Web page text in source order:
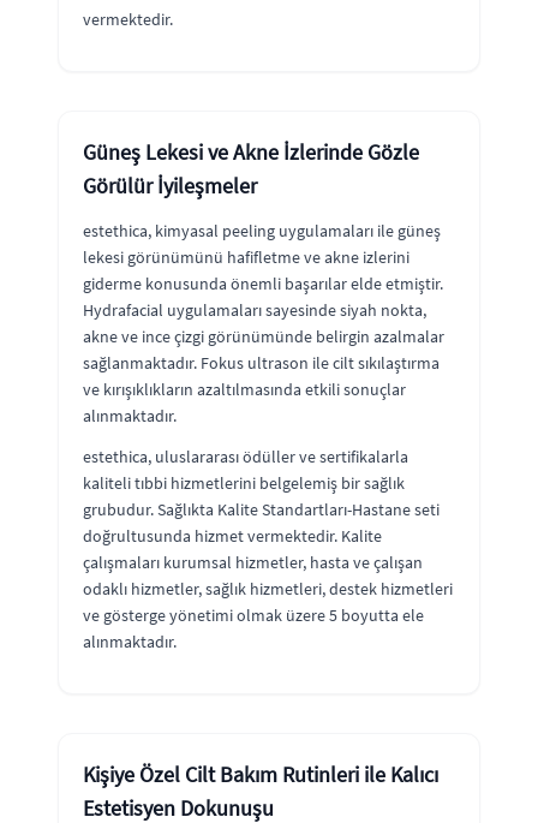
vermektedir.
Güneş Lekesi ve Akne İzlerinde Gözle
Görülür İyileşmeler
estethica, kimyasal peeling uygulamaları ile güneş
lekesi görünümünü hafifletme ve akne izlerini
giderme konusunda önemli başarılar elde etmiştir.
Hydrafacial uygulamaları sayesinde siyah nokta,
akne ve ince çizgi görünümünde belirgin azalmalar
sağlanmaktadır. Fokus ultrason ile cilt sıkılaştırma
ve kırışıklıkların azaltılmasında etkili sonuçlar
alınmaktadır.
estethica, uluslararası ödüller ve sertifikalarla
kaliteli tıbbi hizmetlerini belgelemiş bir sağlık
grubudur. Sağlıkta Kalite Standartları-Hastane seti
doğrultusunda hizmet vermektedir. Kalite
çalışmaları kurumsal hizmetler, hasta ve çalışan
odaklı hizmetler, sağlık hizmetleri, destek hizmetleri
ve gösterge yönetimi olmak üzere 5 boyutta ele
alınmaktadır.
Kişiye Özel Cilt Bakım Rutinleri ile Kalıcı
Estetisyen Dokunuşu